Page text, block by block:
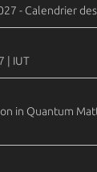
- Calendrier
| IUT
in Quantum